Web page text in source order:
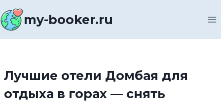
к
содержимомуmy-booker.ru
Лучшие отели Домбая для
отдыха в горах — снять